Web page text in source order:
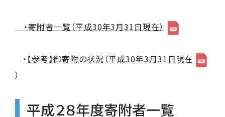
・寄附者一覧（平成30年3月31日現在）
・【参考】御寄附の状況（平成30年3月31日現在
）
平成２８年度寄附者一覧